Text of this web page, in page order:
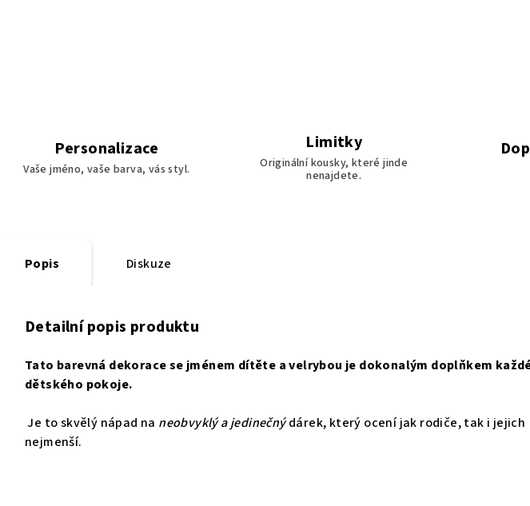
Personalizace
Vaše jméno, vaše barva, vás styl.
Limitky
Originální kousky, které jinde
nenajdete.
Popis Diskuze
Detailní popis produktu
Tato barevná dekorace se jménem dítěte a velrybou je dokonalým doplňkem
dětského pokoje.
Je to skvělý nápad na neobvyklý a jedinečnýdárek, který ocení jak rodiče, tak i jejich
nejmenší.